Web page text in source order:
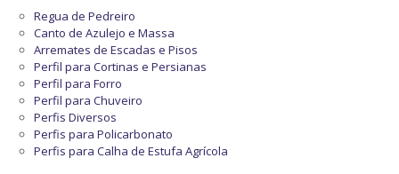
Regua de Pedreiro
Canto de Azulejo e Massa
Arremates de Escadas e Pisos
Perfil para Cortinas e Persianas
Perfil para Forro
Perfil para Chuveiro
Perfis Diversos
Perfis para Policarbonato
Perfis para Calha de Estufa Agrícola